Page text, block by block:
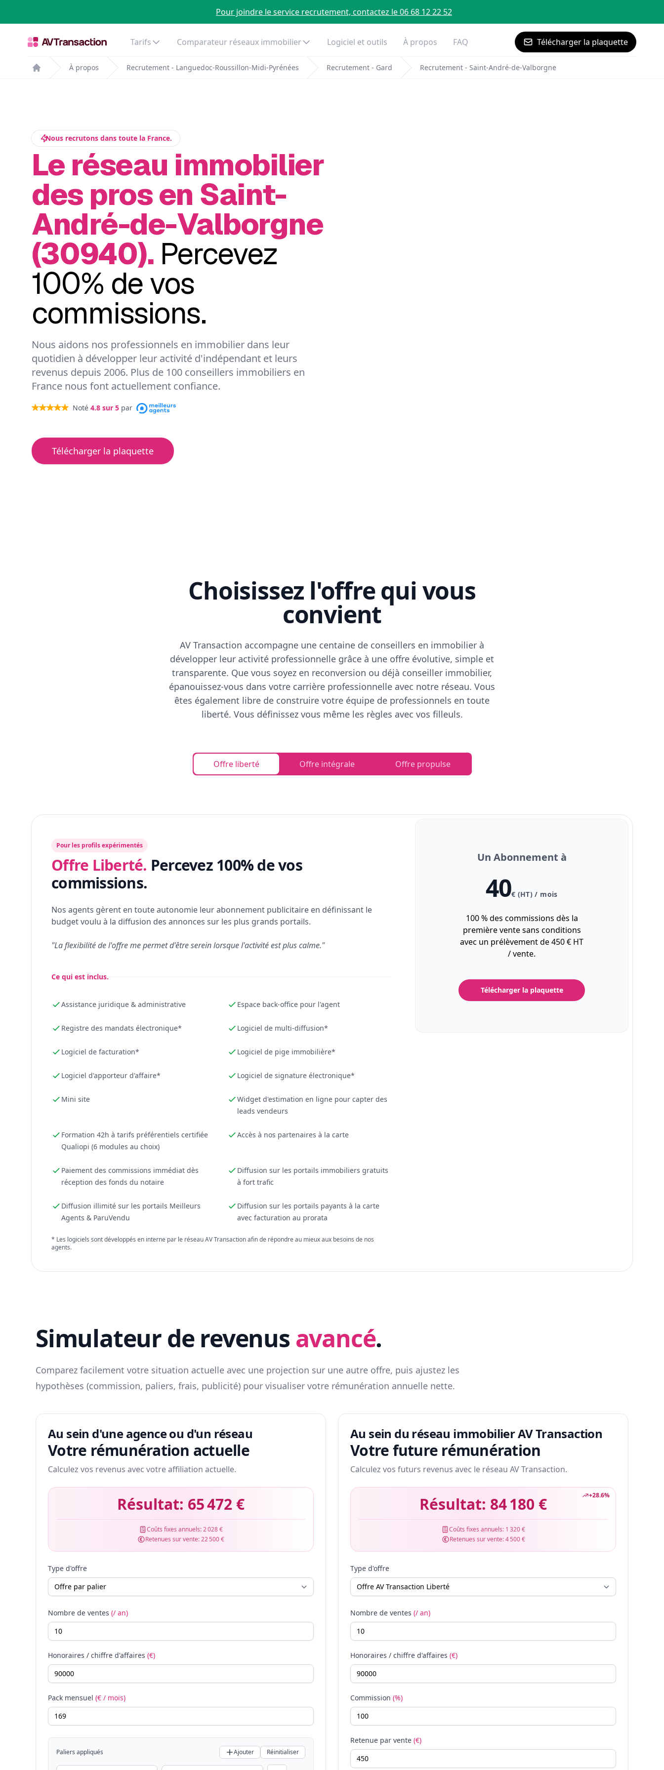
Pour joindre le service recrutement, contactez le 06 68 12 22 52
Tarifs Comparateur réseaux immobilier Logiciel et outils À propos FAQ Télécharger la plaquette
Home
À propos Recrutement - Languedoc-Roussillon-Midi-Pyrénées Recrutement - Gard Recrutement - Saint-André-de-Valborgne
Nous recrutons dans toute la France.
Le réseau immobilier
des pros en Saint-
André-de-Valborgne
(30940). Percevez
100% de vos
commissions.
Nous aidons nos professionnels en immobilier dans leur
quotidien à développer leur activité d'indépendant et leurs
revenus depuis 2006. Plus de 100 conseillers immobiliers en
France nous font actuellement confiance.
Noté 4.8 sur 5 par
Télécharger la plaquette
Choisissez l'offre qui vous
convient
AV Transaction accompagne une centaine de conseillers en immobilier à
développer leur activité professionnelle grâce à une offre évolutive, simple et
transparente. Que vous soyez en reconversion ou déjà conseiller immobilier,
épanouissez-vous dans votre carrière professionnelle avec notre réseau. Vous
êtes également libre de construire votre équipe de professionnels en toute
liberté. Vous définissez vous même les règles avec vos filleuls.
Offre liberté Offre intégrale Offre propulse
Pour les profils expérimentés
Offre Liberté. Percevez 100% de vos
commissions.
Nos agents gèrent en toute autonomie leur abonnement publicitaire en définissant le
budget voulu à la diffusion des annonces sur les plus grands portails.
"La flexibilité de l'offre me permet d'être serein lorsque l'activité est plus calme."
Ce qui est inclus.
Assistance juridique & administrative Espace back-office pour l'agent
Registre des mandats électronique* Logiciel de multi-diffusion*
Logiciel de facturation* Logiciel de pige immobilière*
Logiciel d'apporteur d'affaire* Logiciel de signature électronique*
Mini site
Widget d'estimation en ligne pour capter des
leads vendeurs
Formation 42h à tarifs préférentiels certifiée
Qualiopi (6 modules au choix)
Accès à nos partenaires à la carte
Paiement des commissions immédiat dès
réception des fonds du notaire
Diffusion sur les portails immobiliers gratuits
à fort trafic
Diffusion illimité sur les portails Meilleurs
Agents & ParuVendu
Diffusion sur les portails payants à la carte
avec facturation au prorata
* Les logiciels sont développés en interne par le réseau AV Transaction afin de répondre au mieux aux besoins de nos
agents.
Un Abonnement à
40€ (HT) / mois
100 % des commissions dès la
première vente sans conditions
avec un prélèvement de 450 € HT
/ vente.
Télécharger la plaquette
Simulateur de revenus avancé.
Comparez facilement votre situation actuelle avec une projection sur une autre offre, puis ajustez les
hypothèses (commission, paliers, frais, publicité) pour visualiser votre rémunération annuelle nette.
Au sein d'une agence ou d'un réseau
Votre rémunération actuelle
Calculez vos revenus avec votre affiliation actuelle.
Résultat: 65 472 €
Coûts fixes annuels:2 028 €
Retenues sur vente:22 500 €
Type d'offre
Nombre de ventes (/ an)
Honoraires / chiffre d'affaires (€)
Pack mensuel (€ / mois)
Paliers appliqués Ajouter Réinitialiser
Au sein du réseau immobilier AV Transaction
Votre future rémunération
Calculez vos futurs revenus avec le réseau AV Transaction.
+28.6%
Résultat: 84 180 €
Coûts fixes annuels: 1 320 €
Retenues sur vente:4 500 €
Type d'offre
Nombre de ventes (/ an)
Honoraires / chiffre d'affaires (€)
Commission (%)
Retenue par vente (€)